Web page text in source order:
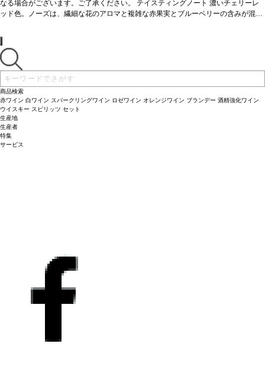
味が続く。フルボディで余韻の長い後味を持つ。合う料理スモークしたイディア
サバル （ヒツジの乳を原料としたチーズ）、ロックフォール、マンチェゴ、シチュ
30%
なる場合がございます。ご了承ください。 テイスティングノート 濃いチェリーレ
ッド色。ノーズは、繊細な花のアロマと複雑な赤果実とブルーベリーの含みが混ざ
味が続く。フルボディで余韻の長い後味を持つ。
サバル （ヒツジの乳を原料としたチーズ）、ロックフォール、マンチェゴ、シチュ
ーやお肉料理と好相性。
30%
商品検索
赤ワイン 白ワイン スパークリングワイン ロゼワイン オレンジワイン ブランデー 酒精強化ワイン
ウイスキー スピリッツ セット
生産地
生産者
特集
サービス